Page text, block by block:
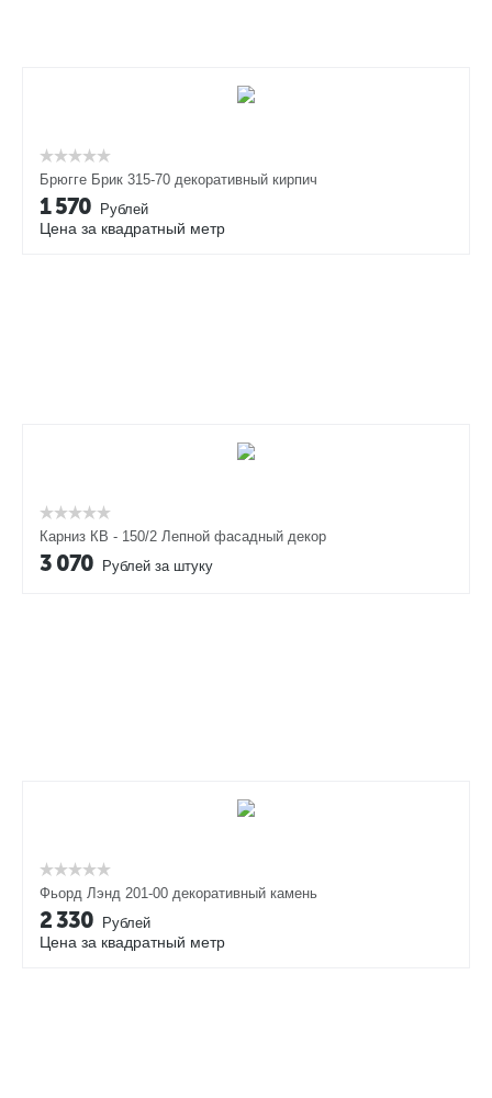
Брюгге Брик 315-70 декоративный кирпич
1 570 Рублей
Цена за квадратный метр
Карниз КВ - 150/2 Лепной фасадный декор
3 070 Рублей за штуку
Фьорд Лэнд 201-00 декоративный камень
2 330 Рублей
Цена за квадратный метр